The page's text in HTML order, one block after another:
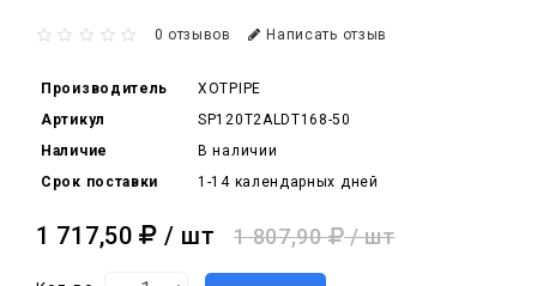
0 отзывов Написать отзыв
Производитель
XOTPIPE
Артикул
SP120T2ALDT168-50
Наличие
В наличии
Срок поставки
1-14 календарных дней
1 717,50 / шт 1 807,90 / шт